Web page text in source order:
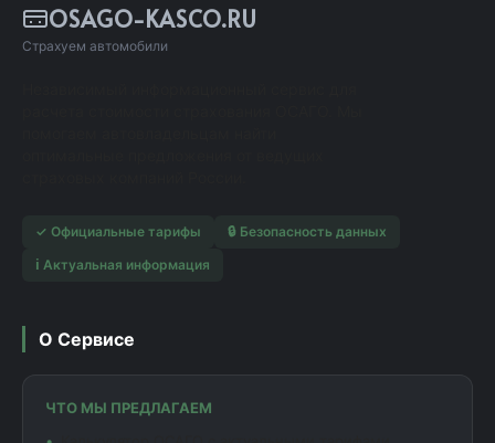
OSAGO-KASCO.RU
Страхуем автомобили
✓ Официальные тарифы
🔒 Безопасность данных
ℹ️ Актуальная информация
О Сервисе
ЧТО МЫ ПРЕДЛАГАЕМ